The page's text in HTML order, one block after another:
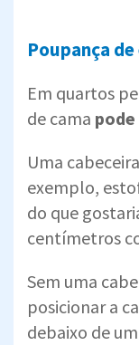
Poupança
Em quartos
de cama
Uma
exemplo,
do que
centímetros
Sem uma
posicionar a
debaixo de